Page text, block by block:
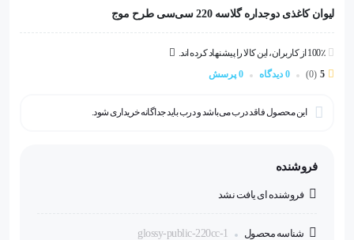
لیوان کاغذی دوجداره گلاسه 220 سی‌سی طرح موج
100٪ از کاربران، این کالا را پیشنهاد کرده اند.
5
(0) 0 دیدگاه 0 پرسش
این محصول فاقد درب می‌باشد و درب باید جداگانه خریداری شود.
فروشنده
فروشنده ای یافت نشد
شناسه محصول glossy-public-220cc-1